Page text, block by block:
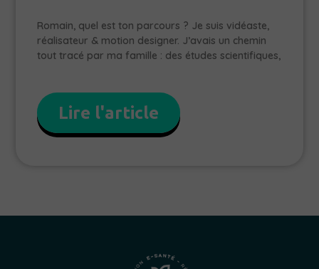
Romain, quel est ton parcours ? Je suis vidéaste,
réalisateur & motion designer. J’avais un chemin
tout tracé par ma famille : des études scientifiques,
Lire l'article